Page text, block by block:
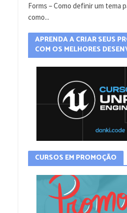
Forms – Como definir um tema
como...
APRENDA A CRIAR SEUS
COM OS MELHORES
CURSOS EM PROMOÇÃO